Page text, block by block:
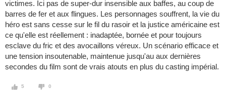
victimes. Ici pas de super-dur insensible aux baffes, au coup de
barres de fer et aux flingues. Les personnages souffrent, la vie du
héro est sans cesse sur le fil du rasoir et la justice américaine est
ce qu'elle est réellement : inadaptée, bornée et pour toujours
esclave du fric et des avocaillons véreux. Un scénario efficace et
une tension insoutenable, maintenue jusqu'au aux dernières
secondes du film sont de vrais atouts en plus du casting impérial.
5 0